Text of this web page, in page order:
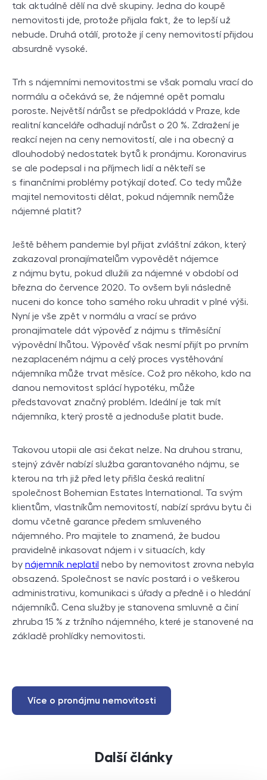
tak aktuálně dělí na dvě skupiny. Jedna do koupě
nemovitosti jde, protože přijala fakt, že to lepší už
nebude. Druhá otálí, protože jí ceny nemovitostí přijdou
absurdně vysoké.
Trh s nájemními nemovitostmi se však pomalu vrací do
normálu a očekává se, že nájemné opět pomalu
poroste. Největší nárůst se předpokládá v Praze, kde
realitní kanceláře odhadují nárůst o 20 %. Zdražení je
reakcí nejen na ceny nemovitostí, ale i na obecný a
dlouhodobý nedostatek bytů k pronájmu. Koronavirus
se ale podepsal i na příjmech lidí a někteří se
s finančními problémy potýkají doteď. Co tedy může
majitel nemovitosti dělat, pokud nájemník nemůže
nájemné platit?
Ještě během pandemie byl přijat zvláštní zákon, který
zakazoval pronajímatelům vypovědět nájemce
z nájmu bytu, pokud dlužili za nájemné v období od
března do července 2020. To ovšem byli následně
nuceni do konce toho samého roku uhradit v plné výši.
Nyní je vše zpět v normálu a vrací se právo
pronajímatele dát výpověď z nájmu s tříměsíční
výpovědní lhůtou. Výpověď však nesmí přijít po prvním
nezaplaceném nájmu a celý proces vystěhování
nájemníka může trvat měsíce. Což pro někoho, kdo na
danou nemovitost splácí hypotéku, může
představovat značný problém. Ideální je tak mít
nájemníka, který prostě a jednoduše platit bude.
Takovou utopii ale asi čekat nelze. Na druhou stranu,
stejný závěr nabízí služba garantovaného nájmu, se
kterou na trh již před lety přišla česká realitní
společnost Bohemian Estates International. Ta svým
klientům, vlastníkům nemovitostí, nabízí správu bytu či
domu včetně garance předem smluveného
nájemného. Pro majitele to znamená, že budou
pravidelně inkasovat nájem i v situacích, kdy
by nájemník neplatil nebo by nemovitost zrovna nebyla
obsazená. Společnost se navíc postará i o veškerou
administrativu, komunikaci s úřady a předně i o hledání
nájemníků. Cena služby je stanovena smluvně a činí
zhruba 15 % z tržního nájemného, které je stanovené na
základě prohlídky nemovitosti.
Více o pronájmu nemovitosti
Další články